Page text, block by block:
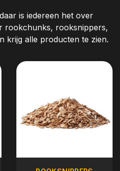
is iedereen het over
rookchunks, rooksnippers,
krijg alle producten te zien.